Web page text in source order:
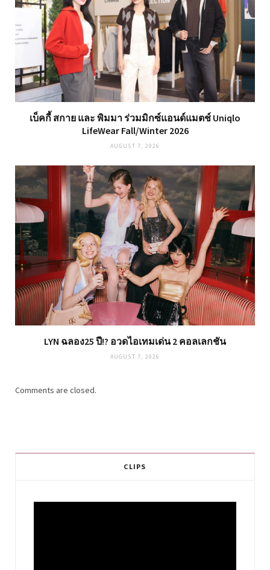
เบ็คกี้ สกาย และ พิมมา ร่วมมิกซ์แอนด์แมตช์ Uniqlo
LifeWear Fall/Winter 2026
AUGUST 7, 2026
LYN ฉลอง25 ปี!? อวดไอเทมเด่น 2 คอลเลกชัน
AUGUST 7, 2026
Comments are closed.
CLIPS